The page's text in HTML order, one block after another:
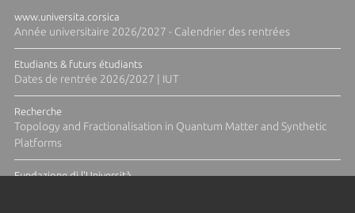
www.universita.corsica
Année universitaire 2026/2027 - Calendrier des rentrées
Etudiants & futurs étudiants
Dates de rentrée 2026/2027 | IUT
Recherche
Topology and Fractionalisation in Quantum Matter and Synthetic
Platforms
Fundazione di l'Università